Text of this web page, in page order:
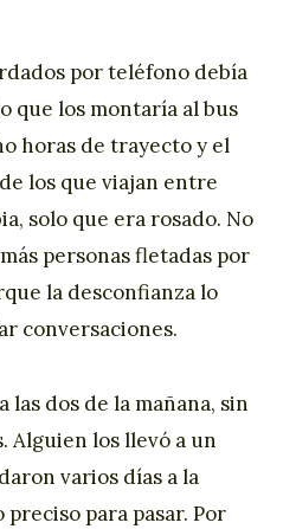
por teléfono debía
que los montaría al bus
horas de trayecto y el
los que viajan entre
solo que era rosado. No
personas fletadas por
la desconfianza lo
conversaciones.
las dos de la mañana, sin
Alguien los llevó a un
varios días a la
para pasar. Por